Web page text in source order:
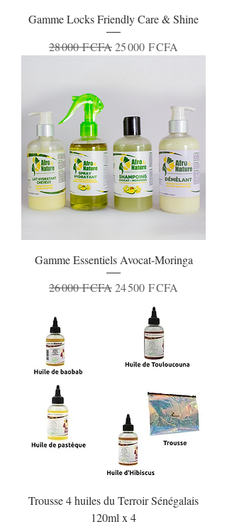
Gamme Locks Friendly Care & Shine
Prix original
28 000 F CFAPrix promotionnel
25 000 F CFA
Gamme Essentiels Avocat-Moringa
Prix original
26 000 F CFAPrix promotionnel
24 500 F CFA
Trousse 4 huiles du Terroir Sénégalais
120ml x 4